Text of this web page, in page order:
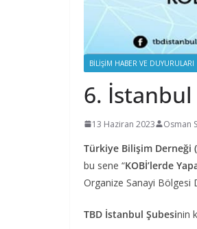
BILIŞIM HABER VE DUYURULARI
6. İstanbul
13 Haziran 2023 Osman
Türkiye Bilişim Derneği
bu sene “KOBİ’lerde
Organize Sanayi Bölgesi
TBD İstanbul Şubesinin